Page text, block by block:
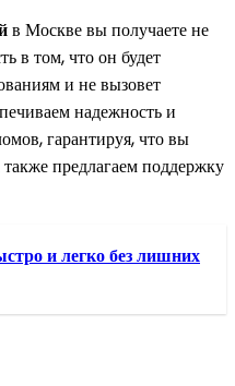
в Москве вы получаете не
в том, что он будет
и не вызовет
надежность и
гарантируя, что вы
предлагаем поддержку
и легко без лишних